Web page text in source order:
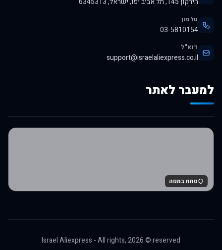
טלפון
03-5810154
דוא"ל
support@israelaliexpress.co.il
למעבר לאתר
לרכישה באלי אקספרס
פתח במפה
Israel Aliexpress - All rights,2026© reserved